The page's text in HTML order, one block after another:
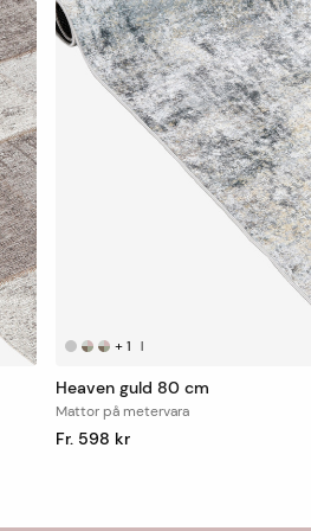
+1 |
Heaven guld 80 cm
Mattor på metervara
Fr. 598 kr